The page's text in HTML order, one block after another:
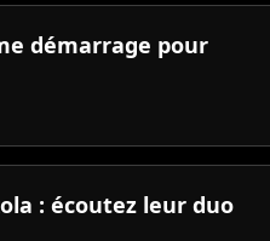
démarrage pour
: écoutez leur duo